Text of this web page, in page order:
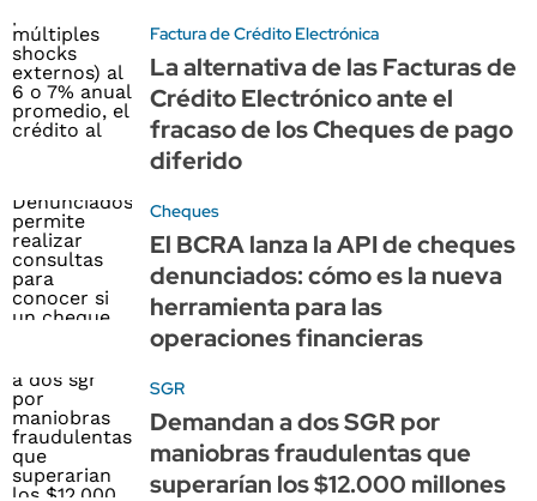
Factura de Crédito Electrónica
La alternativa de las Facturas de
Crédito Electrónico ante el
fracaso de los Cheques de pago
diferido
Cheques
El BCRA lanza la API de cheques
denunciados: cómo es la nueva
herramienta para las
operaciones financieras
SGR
Demandan a dos SGR por
maniobras fraudulentas que
superarían los $12.000 millones